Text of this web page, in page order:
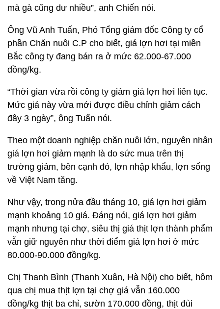
mà gà cũng dư nhiều”, anh Chiến nói.
Ông Vũ Anh Tuấn, Phó Tổng giám đốc Công ty cổ
phần Chăn nuôi C.P cho biết, giá lợn hơi tại miền
Bắc công ty đang bán ra ở mức 62.000-67.000
đồng/kg.
“Thời gian vừa rồi công ty giảm giá lợn hơi liên tục.
Mức giá này vừa mới được điều chỉnh giảm cách
đây 3 ngày”, ông Tuấn nói.
Theo một doanh nghiệp chăn nuôi lớn, nguyên nhân
giá lợn hơi giảm mạnh là do sức mua trên thị
trường giảm, bên cạnh đó, lợn nhập khẩu, lợn sống
về Việt Nam tăng.
Như vậy, trong nửa đầu tháng 10, giá lợn hơi giảm
mạnh khoảng 10 giá. Đáng nói, giá lợn hơi giảm
mạnh nhưng tại chợ, siêu thị giá thịt lợn thành phẩm
vẫn giữ nguyên như thời điểm giá lợn hơi ở mức
80.000-90.000 đồng/kg.
Chị Thanh Bình (Thanh Xuân, Hà Nội) cho biết, hôm
qua chị mua thịt lợn tại chợ giá vẫn 160.000
đồng/kg thịt ba chỉ, sườn 170.000 đồng, thịt đùi